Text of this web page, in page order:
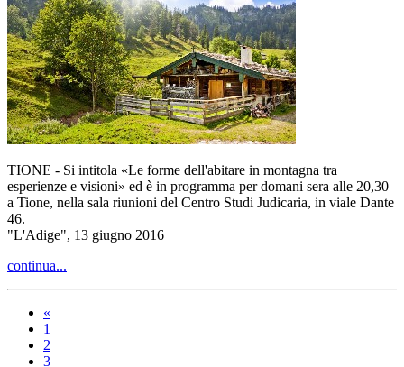
TIONE - Si intitola «Le forme dell'abitare in montagna tra
esperienze e visioni» ed è in programma per domani sera alle 20,30
a Tione, nella sala riunioni del Centro Studi Judicaria, in viale Dante
46.
"L'Adige", 13 giugno 2016
continua...
«
1
2
3